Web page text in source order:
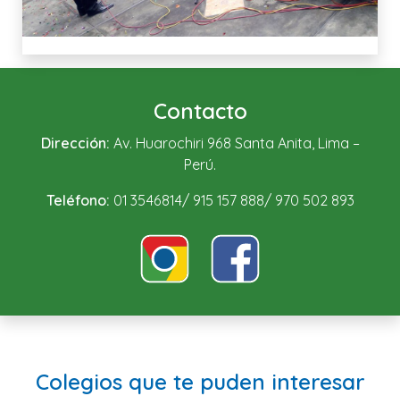
Contacto
Dirección: Av. Huarochiri 968 Santa Anita, Lima –
Perú.
Teléfono: 01 3546814/ 915 157 888/ 970 502 893
Colegios que te puden interesar